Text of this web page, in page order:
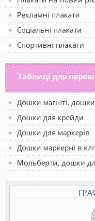
Рекламні плакати
Соціальні плакати
Спортивні плакати
Таблиці для
Дошки магніті,
Дошки для крейди
Дошки для маркерів
Дошки маркерні в
Мольберти, дошки